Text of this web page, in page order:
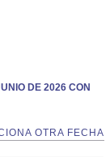
DE 2026 CON
OTRA FECHA